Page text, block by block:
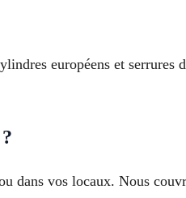
européens et serrures
vos locaux. Nous